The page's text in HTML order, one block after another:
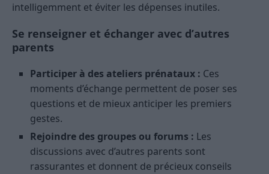
intelligemment et éviter les dépenses inutiles.
Se renseigner et échanger avec d’autres
parents
Participer à des ateliers prénataux : Ces
moments d’échange permettent de poser ses
questions et de mieux anticiper les premiers
gestes.
Rejoindre des groupes ou forums : Les
discussions avec d’autres parents sont
rassurantes et donnent de précieux conseils